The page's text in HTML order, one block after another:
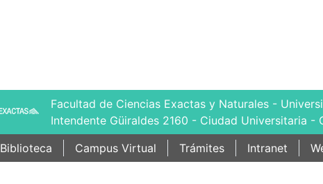
Facultad de Ciencias Exactas y Naturales -
Intendente Güiraldes 2160 - Ciudad Universitaria -
Biblioteca
Campus Virtual Trámites Intranet